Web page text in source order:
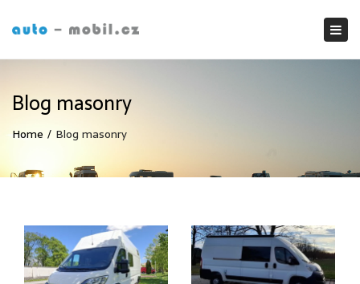
Blog masonry
Home Blog masonry